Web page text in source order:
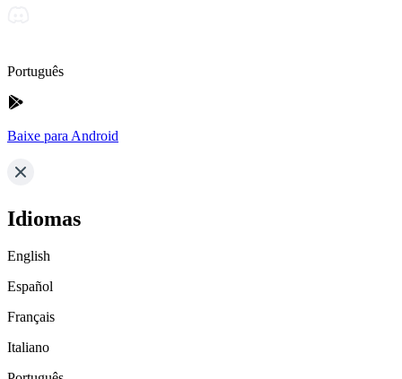
Português
Baixe para Android
Idiomas
English
Español
Français
Italiano